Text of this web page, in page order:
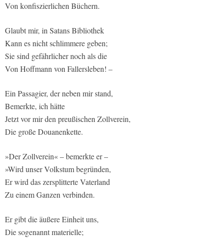
Von konfiszierlichen Büchern.
Glaubt mir, in Satans Bibliothek
Kann es nicht schlimmere geben;
Sie sind gefährlicher noch als die
Von Hoffmann von Fallersleben! –
Ein Passagier, der neben mir stand,
Bemerkte, ich hätte
Jetzt vor mir den preußischen Zollverein,
Die große Douanenkette.
»Der Zollverein« – bemerkte er –
»Wird unser Volkstum begründen,
Er wird das zersplitterte Vaterland
Zu einem Ganzen verbinden.
Er gibt die äußere Einheit uns,
Die sogenannt materielle;